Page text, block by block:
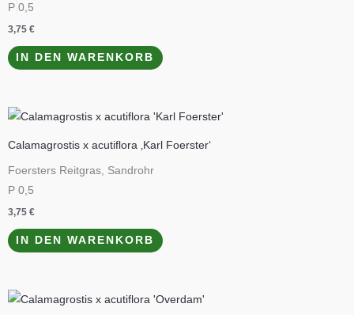
P 0,5
3,75 €
IN DEN WARENKORB
Calamagrostis x acutiflora ‚Karl Foerster‘
Foersters Reitgras, Sandrohr
P 0,5
3,75 €
IN DEN WARENKORB